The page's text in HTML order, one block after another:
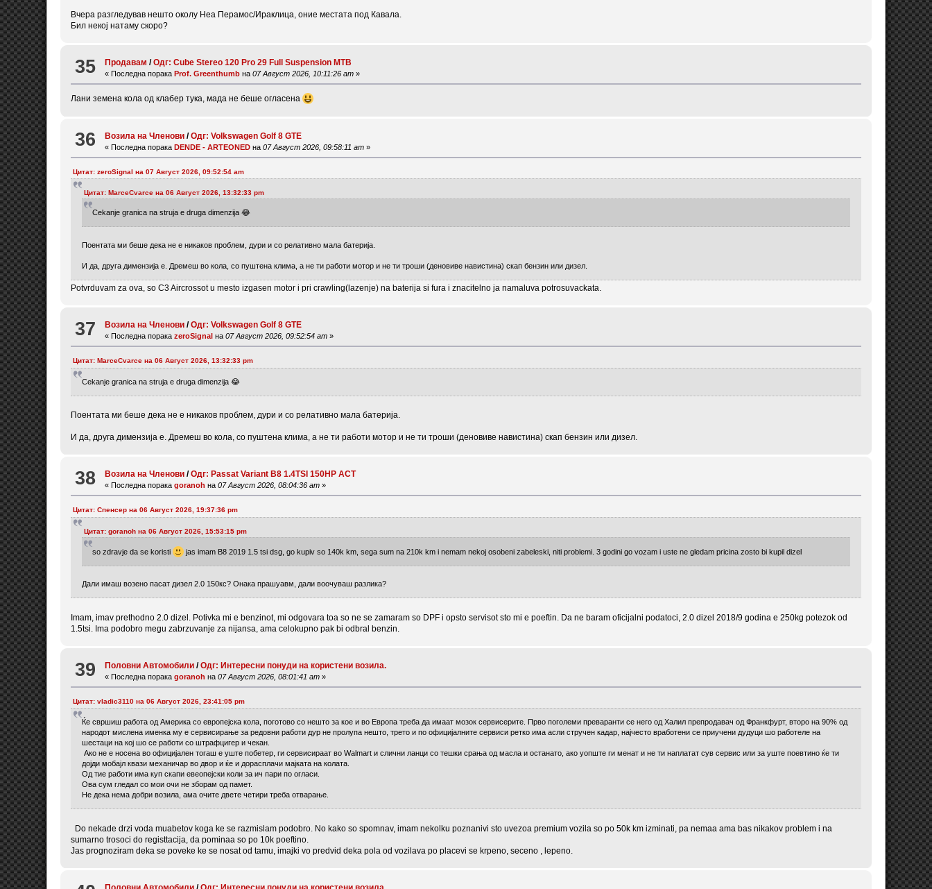
Вчера разгледував нешто околу Неа Перамос/Ираклица, оние местата под Кавала.
Бил некој натаму скоро?
35 Продавам /Одг: Cube Stereo 120 Pro 29 Full Suspension MTB
« Последна порака Prof. Greenthumb на 07 Август 2026, 10:11:26 am »
Лани земена кола од клабер тука, мада не беше огласена
36 Возила на Членови /Одг: Volkswagen Golf 8 GTE
« Последна поракаDENDE - ARTEONED на 07 Август 2026, 09:58:11 am »
Цитат: zeroSignal на 07 Август 2026, 09:52:54 am
Цитат: MarceCvarce на 06 Август 2026, 13:32:33 pm
Cekanje granica na struja e druga dimenzija 😂
Поентата ми беше дека не е никаков проблем, дури и со релативно мала батерија.
И да, друга димензија е. Дремеш во кола, со пуштена клима, а не ти работи мотор и не ти троши (деновиве навистина) скап бензин или дизел.
Potvrduvam za ova, so C3 Aircrossot u mesto izgasen motor i pri crawling(lazenje) na baterija si fura i znacitelno ja namaluva potrosuvackata.
37 Возила на Членови /Одг: Volkswagen Golf 8 GTE
« Последна поракаzeroSignal на 07 Август 2026, 09:52:54 am »
Цитат: MarceCvarce на 06 Август 2026, 13:32:33 pm
Cekanje granica na struja e druga dimenzija 😂
Поентата ми беше дека не е никаков проблем, дури и со релативно мала батерија.
И да, друга димензија е. Дремеш во кола, со пуштена клима, а не ти работи мотор и не ти троши (деновиве навистина) скап бензин или дизел.
38 Возила на Членови /Одг: Passat Variant B8 1.4TSI 150HP ACT
« Последна поракаgoranoh на 07 Август 2026, 08:04:36 am »
Цитат: Спенсер на 06 Август 2026, 19:37:36 pm
Цитат: goranoh на 06 Август 2026, 15:53:15 pm
so zdravje da se koristi jas imam B8 2019 1.5 tsi dsg, go kupiv so 140k km, sega sum na 210k km i nemam nekoj osobeni zabeleski, niti problemi. 3 godini go vozam i uste ne gledam pricina zosto bi kupil dizel
Дали имаш возено пасат дизел 2.0 150кс? Онака прашуавм, дали воочуваш разлика?
Imam, imav prethodno 2.0 dizel. Potivka mi e benzinot, mi odgovara toa so ne se zamaram so DPF i opsto servisot sto mi e poeftin. Da ne baram oficijalni podatoci, 2.0 dizel 2018/9 godina e 250kg potezok od
1.5tsi. Ima podobro megu zabrzuvanje za nijansa, ama celokupno pak bi odbral benzin.
39 Половни Автомобили /Одг: Интересни понуди на користени возила.
« Последна поракаgoranoh на 07 Август 2026, 08:01:41 am »
Цитат: vladic3110 на 06 Август 2026, 23:41:05 pm
Ќе свршиш работа од Америка со европејска кола, поготово со нешто за кое и во Европа треба да имаат мозок сервисерите. Прво поголеми преваранти се него од Халил препродавач од Франкфурт, второ на 90% од
народот мислена именка му е сервисирање за редовни работи дур не пролупа нешто, трето и по официјалните сервиси ретко има асли стручен кадар, најчесто вработени се приучени дудуци шо работеле на
шестаци на кој шо се работи со штрафцигер и чекан.
Ако не е носена во официјален тогаш е уште побетер, ги сервисираат во Walmart и слични ланци со тешки срања од масла и останато, ако уопште ги менат и не ти наплатат сув сервис или за уште поевтино ќе ти
дојди мобајл квази механичар во двор и ќе и дорасплачи мајката на колата.
Од тие работи има куп скапи евеопејски коли за ич пари по огласи.
Ова сум гледал со мои очи не зборам од памет.
Не дека нема добри возила, ама очите двете четири треба отварање.
Do nekade drzi voda muabetov koga ke se razmislam podobro. No kako so spomnav, imam nekolku poznanivi sto uvezoa premium vozila so po 50k km izminati, pa nemaa ama bas nikakov problem i na
sumarno trosoci do registtacija, da pominaa so po 10k poeftino.
Jas prognoziram deka se poveke ke se nosat od tamu, imajki vo predvid deka pola od vozilava po placevi se krpeno, seceno , lepeno.